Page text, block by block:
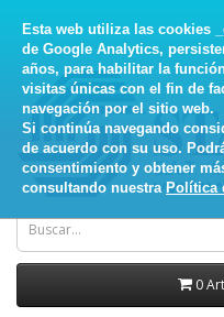
Esta web utiliza las cookies
de Google Analytics,
años, para habilitar la
visitas únicas con el fin de
navegación por el sitio web.
Si continúa navegando
de acuerdo con su uso.
consentimiento y obtener
consultando nuestra Política
0